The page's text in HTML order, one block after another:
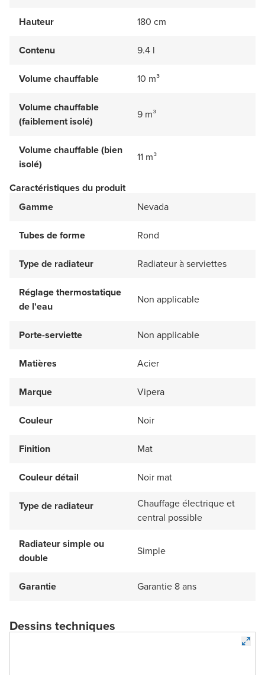
Hauteur 180 cm
Contenu 9.4 l
Volume chauffable 10 m³
Volume chauffable
(faiblement isolé)
9 m³
Volume chauffable (bien
isolé)
11 m³
Caractéristiques du produit
Gamme
Nevada
Tubes de forme Rond
Type de radiateur Radiateur à serviettes
Réglage thermostatique
de l'eau
Non applicable
Porte-serviette Non applicable
Matières Acier
Marque Vipera
Couleur Noir
Finition Mat
Couleur détail Noir mat
Type de radiateur
Chauffage électrique et
central possible
Radiateur simple ou
double
Simple
Garantie Garantie 8 ans
Dessins techniques